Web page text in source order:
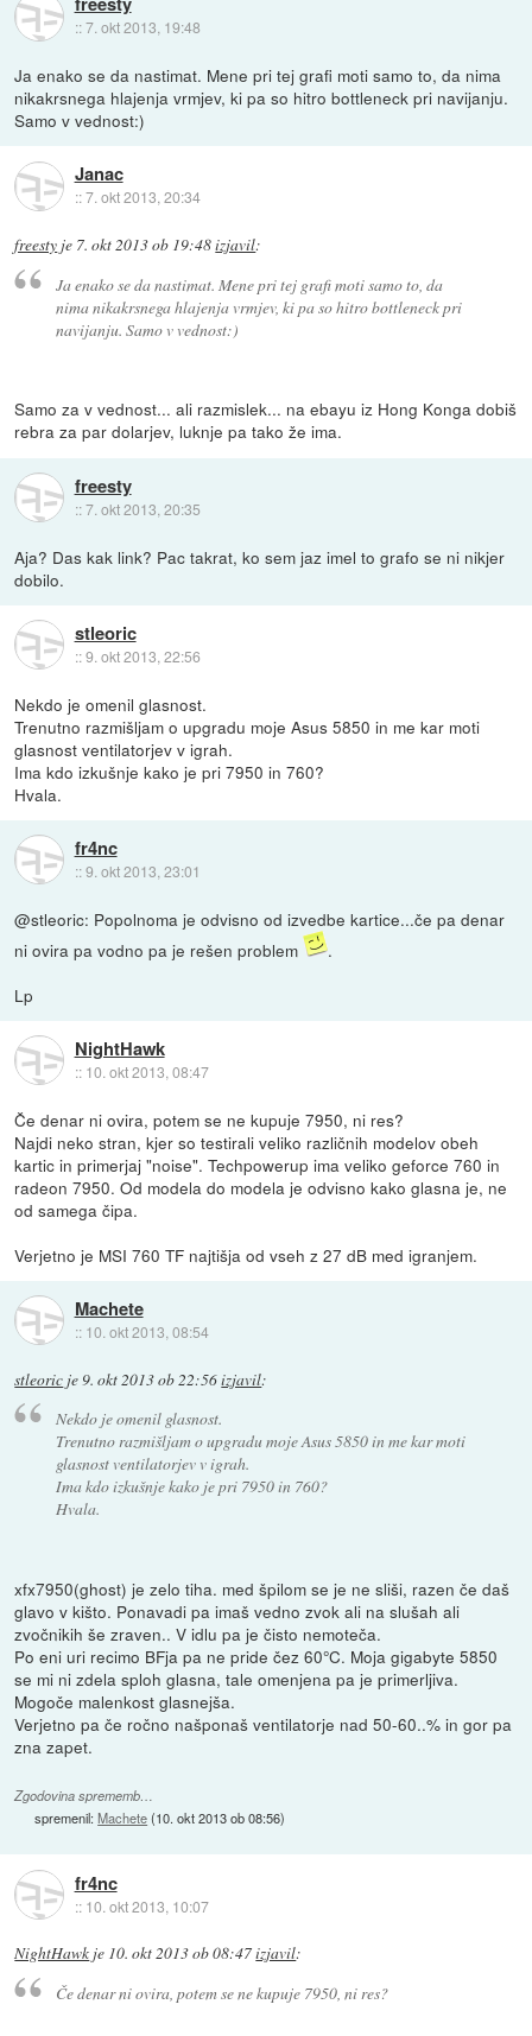
::7. okt 2013, 19:48
Ja enako se da nastimat. Mene pri tej grafi moti samo to, da nima
nikakrsnega hlajenja vrmjev, ki pa so hitro bottleneck pri navijanju.
Samo v vednost:)
Janac
::7. okt 2013, 20:34
freesty je 7. okt 2013 ob 19:48izjavil:
Ja enako se da nastimat. Mene pri tej grafi moti samo to, da
nima nikakrsnega hlajenja vrmjev, ki pa so hitro bottleneck pri
navijanju. Samo v vednost:)
Samo za v vednost... ali razmislek... na ebayu iz Hong Konga dobiš
rebra za par dolarjev, luknje pa tako že ima.
freesty
::7. okt 2013, 20:35
Aja? Das kak link? Pac takrat, ko sem jaz imel to grafo se ni nikjer
dobilo.
stleoric
::9. okt 2013, 22:56
Nekdo je omenil glasnost.
Trenutno razmišljam o upgradu moje Asus 5850 in me kar moti
glasnost ventilatorjev v igrah.
Ima kdo izkušnje kako je pri 7950 in 760?
Hvala.
fr4nc
::9. okt 2013, 23:01
@stleoric: Popolnoma je odvisno od izvedbe kartice...če pa denar
ni ovira pa vodno pa je rešen problem
.
Lp
NightHawk
:: 10. okt 2013, 08:47
Če denar ni ovira, potem se ne kupuje 7950, ni res?
Najdi neko stran, kjer so testirali veliko različnih modelov obeh
kartic in primerjaj "noise". Techpowerup ima veliko geforce 760 in
radeon 7950. Od modela do modela je odvisno kako glasna je, ne
od samega čipa.
Verjetno je MSI 760 TF najtišja od vseh z 27 dB med igranjem.
Machete
:: 10. okt 2013, 08:54
stleoric je9. okt 2013 ob 22:56izjavil:
Nekdo je omenil glasnost.
Trenutno razmišljam o upgradu moje Asus 5850 in me kar moti
glasnost ventilatorjev v igrah.
Ima kdo izkušnje kako je pri 7950 in 760?
Hvala.
xfx7950(ghost) je zelo tiha. med špilom se je ne sliši, razen če daš
glavo v kišto. Ponavadi pa imaš vedno zvok ali na slušah ali
zvočnikih še zraven.. V idlu pa je čisto nemoteča.
Po eni uri recimo BFja pa ne pride čez 60°C. Moja gigabyte 5850
se mi ni zdela sploh glasna, tale omenjena pa je primerljiva.
Mogoče malenkost glasnejša.
Verjetno pa če ročno našponaš ventilatorje nad 50-60..% in gor pa
zna zapet.
Zgodovina sprememb…
spremenil:Machete(10. okt 2013 ob 08:56)
fr4nc
:: 10. okt 2013, 10:07
NightHawk je 10. okt 2013 ob 08:47izjavil:
Če denar ni ovira, potem se ne kupuje 7950, ni res?